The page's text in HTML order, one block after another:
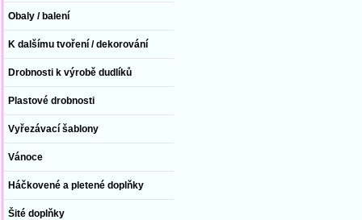
Obaly / balení
K dalšímu tvoření / dekorování
Drobnosti k výrobě dudlíků
Plastové drobnosti
Vyřezávací šablony
Vánoce
Háčkovené a pletené doplňky
Šité doplňky